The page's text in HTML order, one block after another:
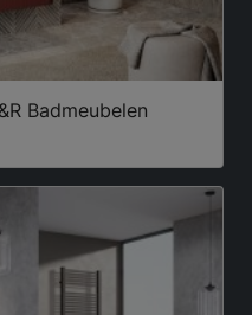
Badmeubelen